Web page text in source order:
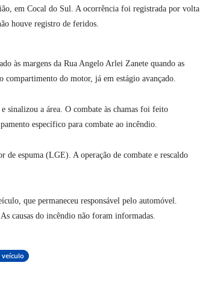
em Cocal do Sul. A ocorrência foi registrada por volta
houve registro de feridos.
às margens da Rua Angelo Arlei Zanete quando as
compartimento do motor, já em estágio avançado.
sinalizou a área. O combate às chamas foi feito
específico para combate ao incêndio.
espuma (LGE). A operação de combate e rescaldo
que permaneceu responsável pelo automóvel.
causas do incêndio não foram informadas.
veículo